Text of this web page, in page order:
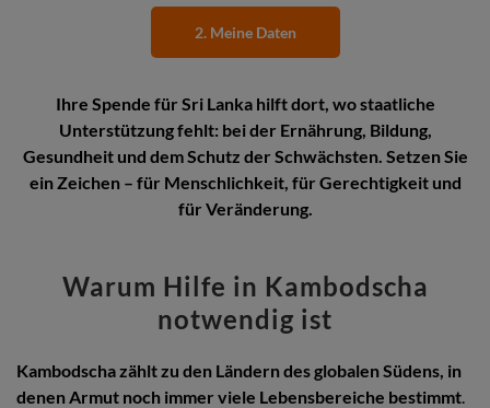
2. Meine Daten
Ihre Spende für Sri Lanka hilft dort, wo staatliche
Unterstützung fehlt: bei der Ernährung, Bildung,
Gesundheit und dem Schutz der Schwächsten. Setzen Sie
ein Zeichen – für Menschlichkeit, für Gerechtigkeit und
für Veränderung.
Warum Hilfe in Kambodscha
notwendig ist
Kambodscha zählt zu den Ländern des globalen Südens, in
denen Armut noch immer viele Lebensbereiche bestimmt